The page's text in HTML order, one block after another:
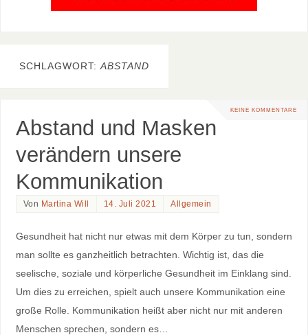
SCHLAGWORT: ABSTAND
KEINE KOMMENTARE
Abstand und Masken
verändern unsere
Kommunikation
Von Martina Will 14. Juli 2021 Allgemein
Gesundheit hat nicht nur etwas mit dem Körper zu tun, sondern
man sollte es ganzheitlich betrachten. Wichtig ist, das die
seelische, soziale und körperliche Gesundheit im Einklang sind.
Um dies zu erreichen, spielt auch unsere Kommunikation eine
große Rolle. Kommunikation heißt aber nicht nur mit anderen
Menschen sprechen, sondern es…